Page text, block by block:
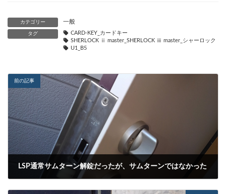
カテゴリー 一般
タグ
CARD-KEY_カードキー
SHERLOCK ⅱ master_SHERLOCK ⅲ master_シャーロック
U1_B5
前の記事
LSP通常サムターン解錠だったが、サムターンではなかった